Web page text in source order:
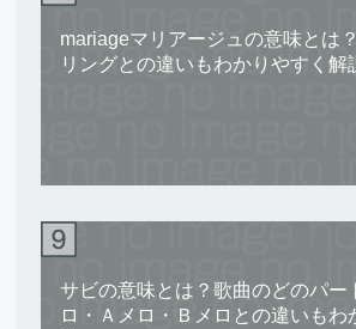
mariageマリアージュの意味とは
リングとの違いもわかりやすく解
サビの意味とは？歌曲のどのパー
ロ・Ａメロ・Ｂメロとの違いもわ